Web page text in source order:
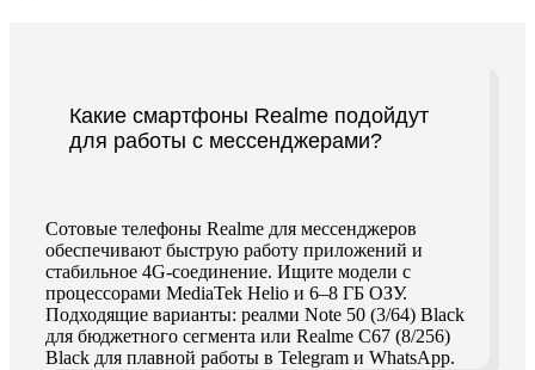
Какие смартфоны Realme подойдут
для работы с мессенджерами?
Сотовые телефоны Realme для мессенджеров
обеспечивают быструю работу приложений и
стабильное 4G-соединение. Ищите модели с
процессорами MediaTek Helio и 6–8 ГБ ОЗУ.
Подходящие варианты: реалми Note 50 (3/64) Black
для бюджетного сегмента или Realme C67 (8/256)
Black для плавной работы в Telegram и WhatsApp.